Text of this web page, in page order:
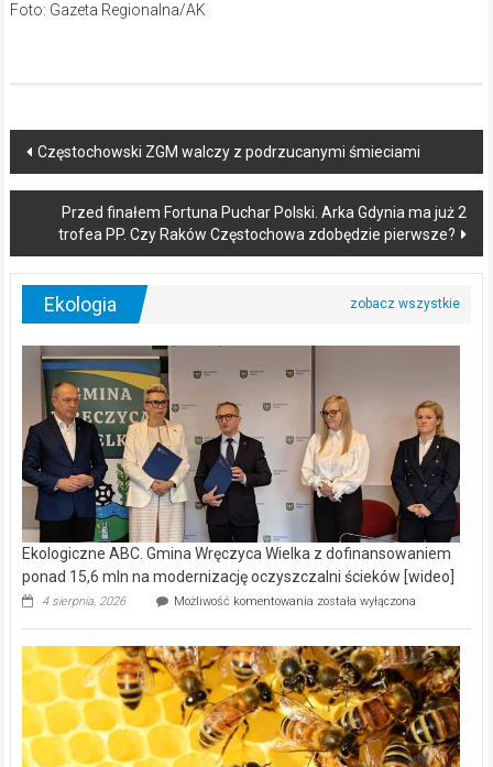
Foto: Gazeta Regionalna/AK
Post
navigation
Częstochowski ZGM walczy z podrzucanymi śmieciami
Przed finałem Fortuna Puchar Polski. Arka Gdynia ma już 2
trofea PP. Czy Raków Częstochowa zdobędzie pierwsze?
Ekologia
Ekologiczne ABC. Gmina Wręczyca Wielka z dofinansowaniem
ponad 15,6 mln na modernizację oczyszczalni ścieków [wideo]
4 sierpnia, 2026 Możliwość komentowania Ekologiczne
Wręczyca
Wielka
z
dofinansowaniem
ponad
15,6
mln
została wyłączona